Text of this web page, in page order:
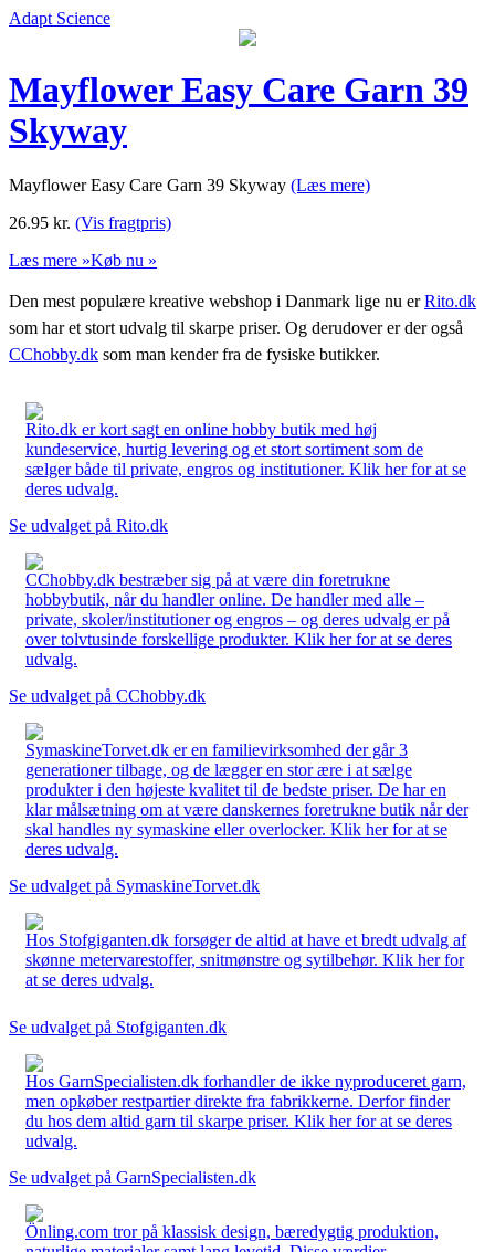
Adapt Science
Mayflower Easy Care Garn 39
Skyway
Mayflower Easy Care Garn 39 Skyway (Læs mere)
26.95 kr. (Vis fragtpris)
Læs mere »Køb nu »
Den mest populære kreative webshop i Danmark lige nu erRito.dk
som har et stort udvalg til skarpe priser. Og derudover er der også
CChobby.dk som man kender fra de fysiske butikker.
Rito.dk er kort sagt en online hobby butik med høj
kundeservice, hurtig levering og et stort sortiment som de
sælger både til private, engros og institutioner. Klik her for at se
deres udvalg.
Se udvalget på Rito.dk
CChobby.dk bestræber sig på at være din foretrukne
hobbybutik, når du handler online. De handler med alle –
private, skoler/institutioner og engros – og deres udvalg er på
over tolvtusinde forskellige produkter. Klik her for at se deres
udvalg.
Se udvalget på CChobby.dk
SymaskineTorvet.dk er en familievirksomhed der går 3
generationer tilbage, og de lægger en stor ære i at sælge
produkter i den højeste kvalitet til de bedste priser. De har en
klar målsætning om at være danskernes foretrukne butik når der
skal handles ny symaskine eller overlocker. Klik her for at se
deres udvalg.
Se udvalget på SymaskineTorvet.dk
Hos Stofgiganten.dk forsøger de altid at have et bredt udvalg af
skønne metervarestoffer, snitmønstre og sytilbehør. Klik her for
at se deres udvalg.
Se udvalget på Stofgiganten.dk
Hos GarnSpecialisten.dk forhandler de ikke nyproduceret garn,
men opkøber restpartier direkte fra fabrikkerne. Derfor finder
du hos dem altid garn til skarpe priser. Klik her for at se deres
udvalg.
Se udvalget på GarnSpecialisten.dk
Önling.com tror på klassisk design, bæredygtig produktion,